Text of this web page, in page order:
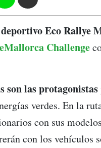
deportivo Eco Rallye
eMallorca Challenge
son las protagonistas
verdes. En la
con sus
con los vehículos